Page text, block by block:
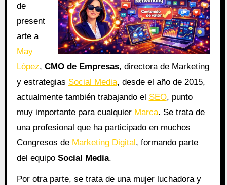
de
present
arte a
May
López, CMO de Empresas, directora de Marketing
y estrategias Social Media, desde el año de 2015,
actualmente también trabajando el SEO, punto
muy importante para cualquier Marca. Se trata de
una profesional que ha participado en muchos
Congresos de Marketing Digital, formando parte
del equipo Social Media.
Por otra parte, se trata de una mujer luchadora y